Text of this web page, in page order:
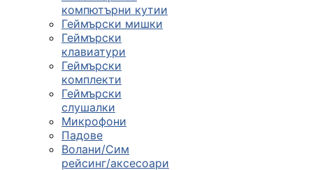
компютърни кутии
Геймърски мишки
Геймърски
клавиатури
Геймърски
комплекти
Геймърски
слушалки
Микрофони
Падове
Волани/Сим
рейсинг/аксесоари